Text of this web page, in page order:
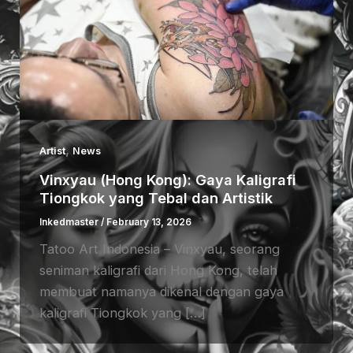
Artist,News
Vinxyau (Hong Kong): Gaya Kaligrafi
Tiongkok yang Tebal dan Artistik
Inkedmaster/ February 13, 2026
Tatoo Art Indonesia – Vinxyau, seorang
seniman kaligrafi dari Hong Kong, telah
membuat namanya dikenal dengan gaya
kaligrafi Tiongkok yang […]